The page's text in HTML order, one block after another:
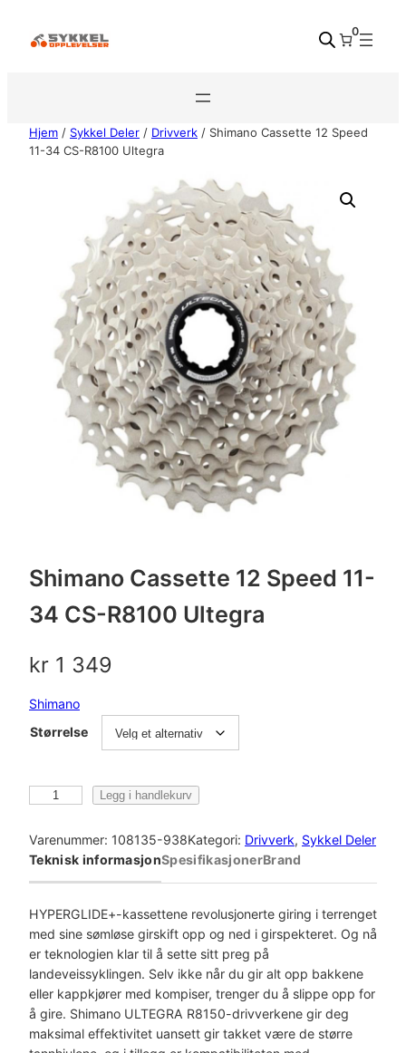
0
Hjem / Sykkel Deler / Drivverk / Shimano Cassette 12 Speed
11-34 CS-R8100 Ultegra
Shimano Cassette 12 Speed 11-
34 CS-R8100 Ultegra
kr 1 349
Shimano
Størrelse
i
m
o
C
a
s
s
e
t
Legg i handlekurv
Varenummer: 108135-938Kategori: Drivverk, Sykkel Deler
Teknisk informasjonSpesifikasjonerBrand
HYPERGLIDE+-kassettene revolusjonerte giring i terrenget
med sine sømløse girskift opp og ned i girspekteret. Og nå
er teknologien klar til å sette sitt preg på
landeveissyklingen. Selv ikke når du gir alt opp bakkene
eller kappkjører med kompiser, trenger du å slippe opp for
å gire. Shimano ULTEGRA R8150-drivverkene gir deg
maksimal effektivitet uansett gir takket være de større